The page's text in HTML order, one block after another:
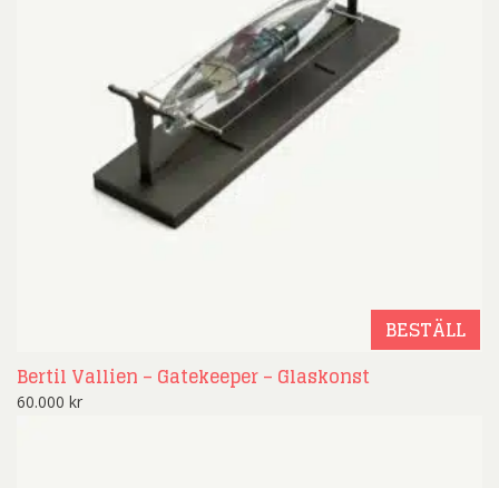
BESTÄLL
Bertil Vallien – Gatekeeper – Glaskonst
60.000 kr